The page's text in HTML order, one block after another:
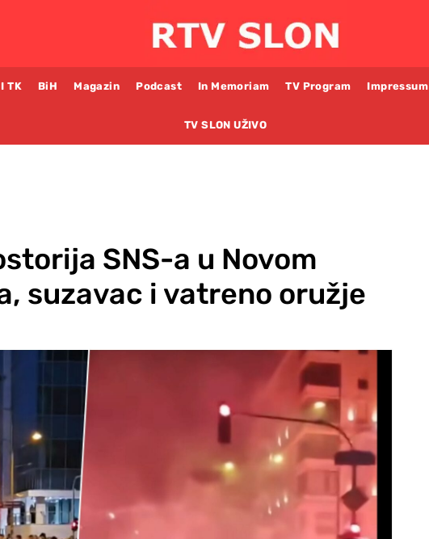
TK BiH Magazin Podcast In Memoriam TV Program Impressum
TV SLON UŽIVO
SNS-a u Novom
suzavac i vatreno oružje